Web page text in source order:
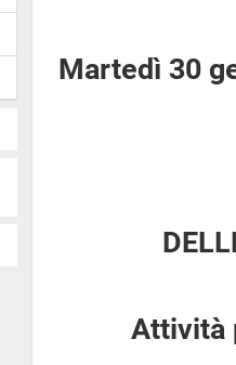
Martedì 30
Attività